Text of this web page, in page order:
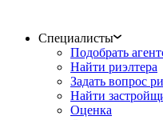
Специалисты
Подобрать
Найти риэлтера
Задать вопрос
Найти
Оценка